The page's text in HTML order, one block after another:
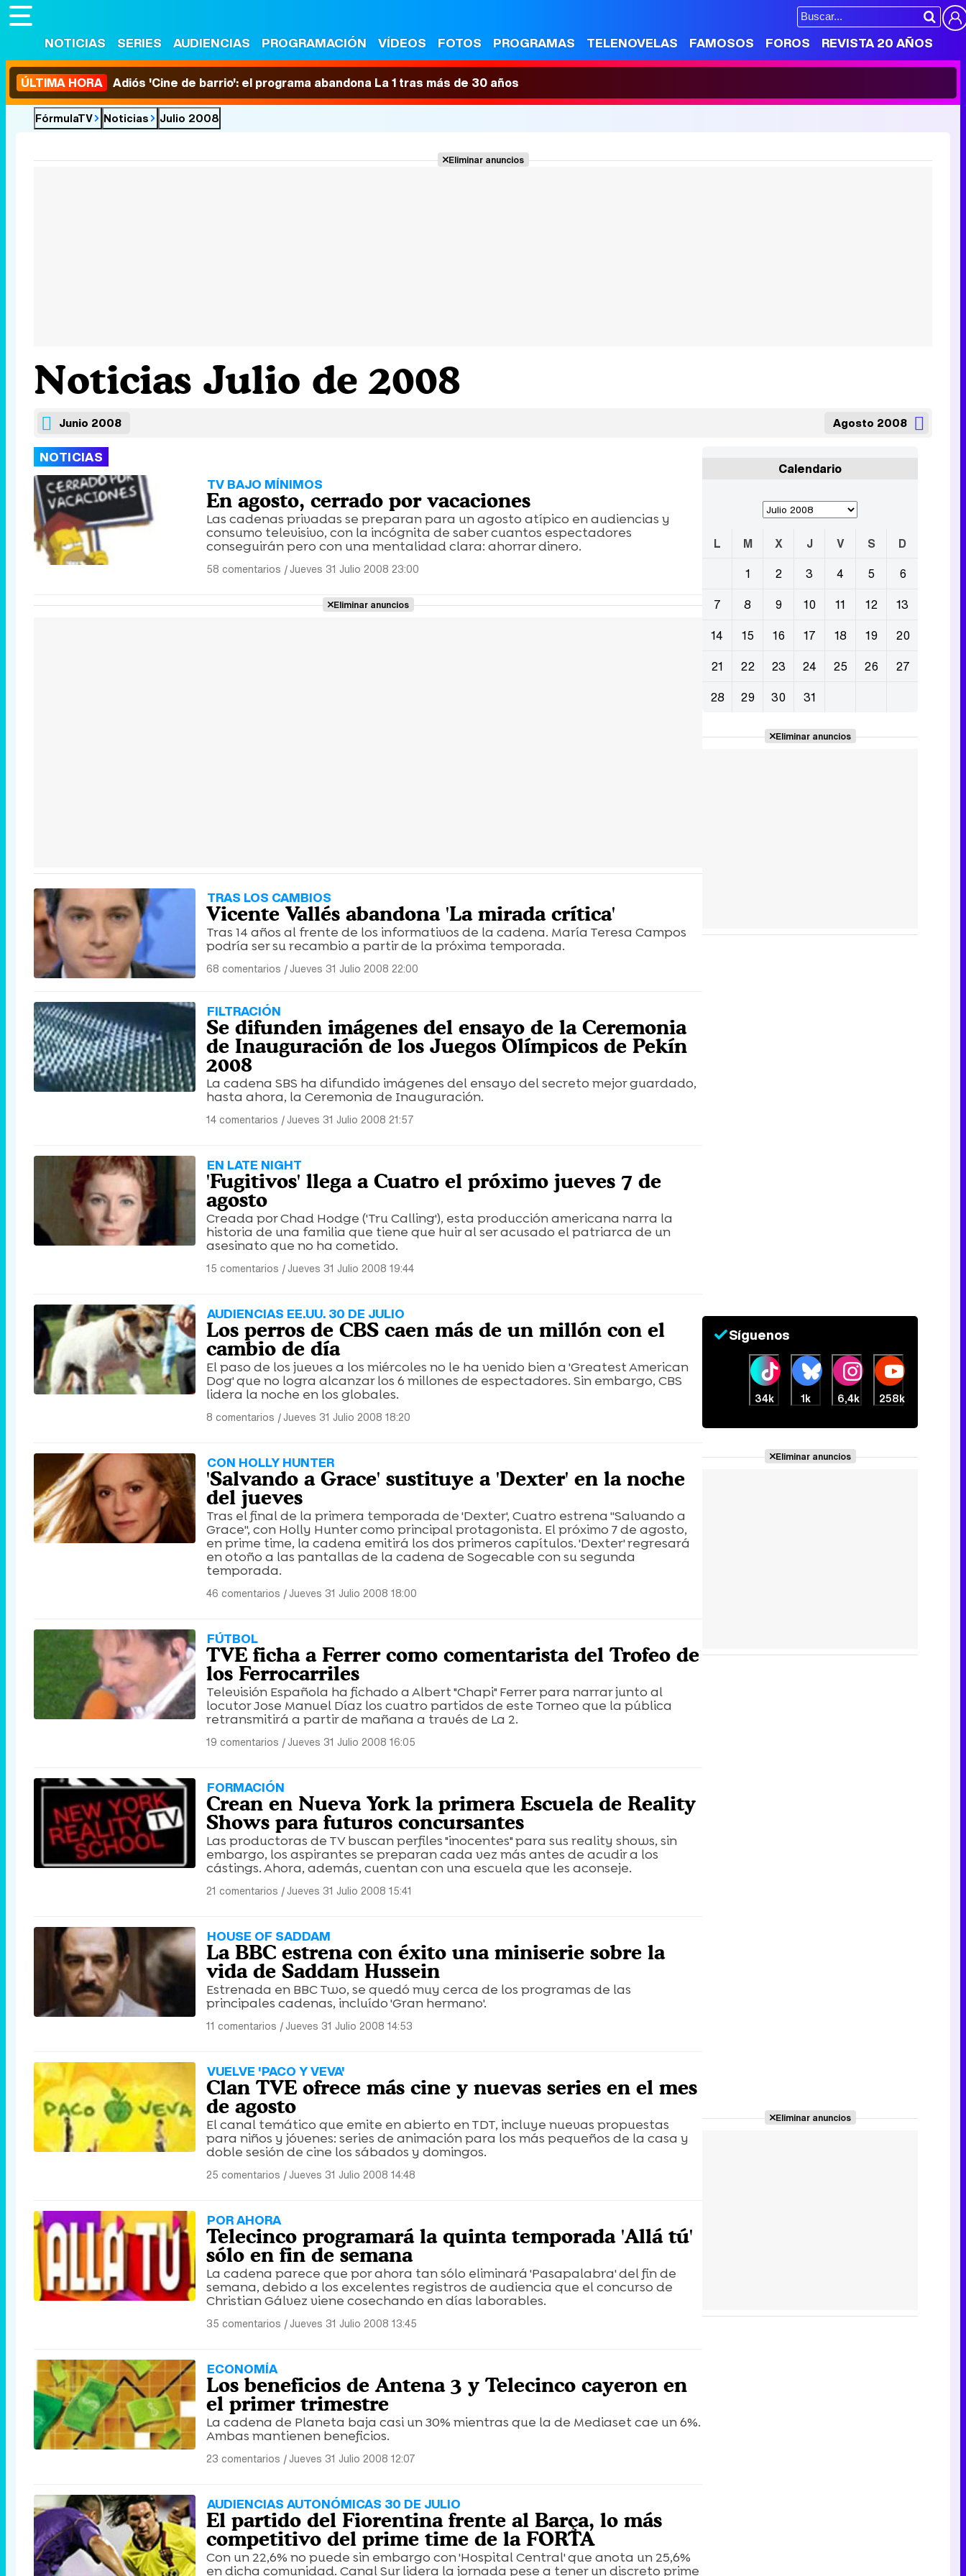
NOTICIAS SERIES AUDIENCIAS PROGRAMACIÓN VÍDEOS FOTOS PROGRAMAS TELENOVELAS FAMOSOS FOROS REVISTA 20 AÑOS
ÚLTIMA HORA Adiós 'Cine de barrio': el programa abandona La 1 tras más de 30 años
FórmulaTV Noticias Julio 2008
Eliminar anuncios
Noticias Julio de 2008
Junio 2008 Agosto 2008
NOTICIAS
TV BAJO MÍNIMOS
En agosto, cerrado por vacaciones
Las cadenas privadas se preparan para un agosto atípico en audiencias y
consumo televisivo, con la incógnita de saber cuantos espectadores
conseguirán pero con una mentalidad clara: ahorrar dinero.
58 comentarios |Jueves 31 Julio 2008 23:00
Eliminar anuncios
TRAS LOS CAMBIOS
Vicente Vallés abandona 'La mirada crítica'
Tras 14 años al frente de los informativos de la cadena. María Teresa Campos
podría ser su recambio a partir de la próxima temporada.
68 comentarios |Jueves 31 Julio 2008 22:00
FILTRACIÓN
Se difunden imágenes del ensayo de la Ceremonia
de Inauguración de los Juegos Olímpicos de Pekín
2008
La cadena SBS ha difundido imágenes del ensayo del secreto mejor guardado,
hasta ahora, la Ceremonia de Inauguración.
14 comentarios |Jueves 31 Julio 2008 21:57
EN LATE NIGHT
'Fugitivos' llega a Cuatro el próximo jueves 7 de
agosto
Creada por Chad Hodge ('Tru Calling'), esta producción americana narra la
historia de una familia que tiene que huir al ser acusado el patriarca de un
asesinato que no ha cometido.
15 comentarios |Jueves 31 Julio 2008 19:44
AUDIENCIAS EE.UU. 30 DE JULIO
Los perros de CBS caen más de un millón con el
cambio de día
El paso de los jueves a los miércoles no le ha venido bien a 'Greatest American
Dog' que no logra alcanzar los 6 millones de espectadores. Sin embargo, CBS
lidera la noche en los globales.
8 comentarios |Jueves 31 Julio 2008 18:20
CON HOLLY HUNTER
'Salvando a Grace' sustituye a 'Dexter' en la noche
del jueves
Tras el final de la primera temporada de 'Dexter', Cuatro estrena ''Salvando a
Grace'', con Holly Hunter como principal protagonista. El próximo 7 de agosto,
en prime time, la cadena emitirá los dos primeros capítulos. 'Dexter' regresará
en otoño a las pantallas de la cadena de Sogecable con su segunda
temporada.
46 comentarios |Jueves 31 Julio 2008 18:00
FÚTBOL
TVE ficha a Ferrer como comentarista del Trofeo de
los Ferrocarriles
Televisión Española ha fichado a Albert "Chapi" Ferrer para narrar junto al
locutor Jose Manuel Díaz los cuatro partidos de este Torneo que la pública
retransmitirá a partir de mañana a través de La 2.
19 comentarios |Jueves 31 Julio 2008 16:05
FORMACIÓN
Crean en Nueva York la primera Escuela de Reality
Shows para futuros concursantes
Las productoras de TV buscan perfiles "inocentes" para sus reality shows, sin
embargo, los aspirantes se preparan cada vez más antes de acudir a los
cástings. Ahora, además, cuentan con una escuela que les aconseje.
21 comentarios |Jueves 31 Julio 2008 15:41
HOUSE OF SADDAM
La BBC estrena con éxito una miniserie sobre la
vida de Saddam Hussein
Estrenada en BBC Two, se quedó muy cerca de los programas de las
principales cadenas, incluído 'Gran hermano'.
11 comentarios |Jueves 31 Julio 2008 14:53
VUELVE 'PACO Y VEVA'
Clan TVE ofrece más cine y nuevas series en el mes
de agosto
El canal temático que emite en abierto en TDT, incluye nuevas propuestas
para niños y jóvenes: series de animación para los más pequeños de la casa y
doble sesión de cine los sábados y domingos.
25 comentarios |Jueves 31 Julio 2008 14:48
POR AHORA
Telecinco programará la quinta temporada 'Allá tú'
sólo en fin de semana
La cadena parece que por ahora tan sólo eliminará 'Pasapalabra' del fin de
semana, debido a los excelentes registros de audiencia que el concurso de
Christian Gálvez viene cosechando en días laborables.
35 comentarios |Jueves 31 Julio 2008 13:45
ECONOMÍA
Los beneficios de Antena 3 y Telecinco cayeron en
el primer trimestre
La cadena de Planeta baja casi un 30% mientras que la de Mediaset cae un 6%.
Ambas mantienen beneficios.
23 comentarios |Jueves 31 Julio 2008 12:07
AUDIENCIAS AUTONÓMICAS 30 DE JULIO
El partido del Fiorentina frente al Barça, lo más
competitivo del prime time de la FORTA
Con un 22,6% no puede sin embargo con 'Hospital Central' que anota un 25,6%
en dicha comunidad. Canal Sur lidera la jornada pese a tener un discreto prime
Calendario
L M X J V S
D
1
2 3 4 5
6
7
8 9 10 11 12
13
14
15 16 17 18 19
20
21
22 23 24 25 26
27
28
29 30 31
Eliminar anuncios
Síguenos
34k 1k 6,4k 258k
Eliminar anuncios
Eliminar anuncios